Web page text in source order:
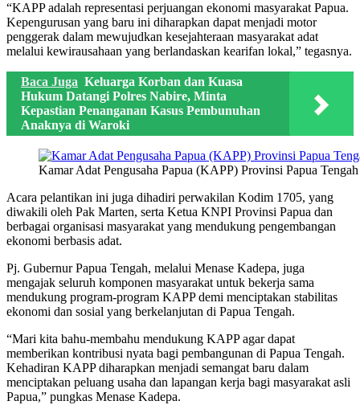
“KAPP adalah representasi perjuangan ekonomi masyarakat Papua.
Kepengurusan yang baru ini diharapkan dapat menjadi motor
penggerak dalam mewujudkan kesejahteraan masyarakat adat
melalui kewirausahaan yang berlandaskan kearifan lokal,” tegasnya.
Baca Juga Keluarga Korban dan Kuasa
Hukum Datangi Polres Nabire, Minta
Kepastian Penanganan Kasus Pembunuhan
Anaknya di Waroki
Kamar Adat Pengusaha Papua (KAPP) Provinsi Papua
Acara pelantikan ini juga dihadiri perwakilan Kodim 1705, yang
diwakili oleh Pak Marten, serta Ketua KNPI Provinsi Papua dan
berbagai organisasi masyarakat yang mendukung pengembangan
ekonomi berbasis adat.
Pj. Gubernur Papua Tengah, melalui Menase Kadepa, juga
mengajak seluruh komponen masyarakat untuk bekerja sama
mendukung program-program KAPP demi menciptakan stabilitas
ekonomi dan sosial yang berkelanjutan di Papua Tengah.
“Mari kita bahu-membahu mendukung KAPP agar dapat
memberikan kontribusi nyata bagi pembangunan di Papua Tengah.
Kehadiran KAPP diharapkan menjadi semangat baru dalam
menciptakan peluang usaha dan lapangan kerja bagi masyarakat asli
Papua,” pungkas Menase Kadepa.